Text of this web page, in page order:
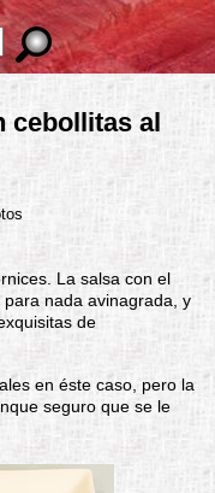
cebollitas al
La salsa con el
nada avinagrada, y
de
en éste caso, pero la
seguro que se le